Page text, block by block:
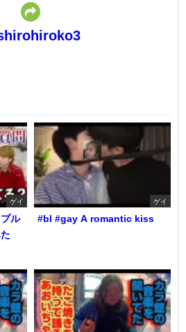
ゲイ
ル
ゲイ
#bl #gay A romantic kiss